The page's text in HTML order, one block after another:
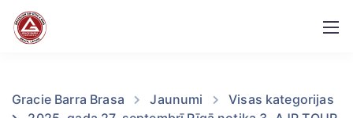
Gracie Barra Brasa Jaunumi
Visas kategorijas